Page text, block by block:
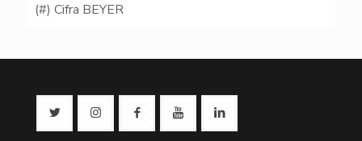
(#) Cifra BEYER